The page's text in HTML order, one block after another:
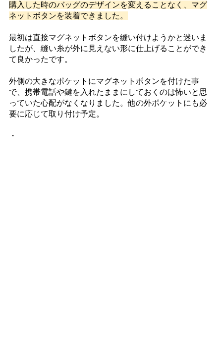
購入した時のバッグのデザインを変えることなく、マグ
ネットボタンを装着できました。
最初は直接マグネットボタンを縫い付けようかと迷いま
したが、縫い糸が外に見えない形に仕上げることができ
て良かったです。
外側の大きなポケットにマグネットボタンを付けた事
で、携帯電話や鍵を入れたままにしておくのは怖いと思
っていた心配がなくなりました。他の外ポケットにも必
要に応じて取り付け予定。
・